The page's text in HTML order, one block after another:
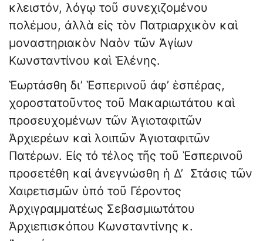
κλειστόν, λόγῳ τοῦ συνεχιζομένου
πολέμου, ἀλλὰ εἰς τὸν Πατριαρχικὸν καὶ
μοναστηριακὸν Ναὸν τῶν Ἁγίων
Κωνσταντίνου καὶ Ἑλένης.
Ἑωρτάσθη δι’ Ἑσπερινοῦ ἀφ’ ἑσπέρας,
χοροστατοῦντος τοῦ Μακαριωτάτου καὶ
προσευχομένων τῶν Ἁγιοταφιτῶν
Ἀρχιερέων καὶ λοιπῶν Ἁγιοταφιτῶν
Πατέρων. Εἰς τό τέλος τῆς τοῦ Ἑσπερινοῦ
προσετέθη καί ἀνεγνώσθη ἡ Δ’ Στάσις τῶν
Χαιρετισμῶν ὑπό τοῦ Γέροντος
Ἀρχιγραμματέως Σεβασμιωτάτου
Ἀρχιεπισκόπου Κωνσταντίνης κ.